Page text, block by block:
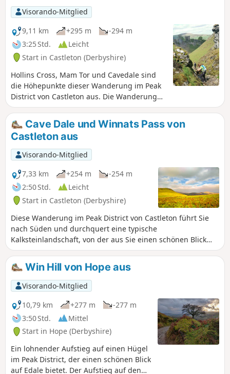
Visorando-Mitglied
9,11 km
+295 m
-294 m
3:25 Std.
Leicht
Start in Castleton (Derbyshire)
Hollins Cross, Mam Tor und Cavedale sind
die Höhepunkte dieser Wanderung im Peak
District von Castleton aus. Die Wanderung
umfasst sowohl die Landschaft des Dark
Peak als auch des White Peak und folgt im
Allgemeinen gut markierten Wanderwegen.
Cave Dale und Winnats Pass von
Castleton aus
Visorando-Mitglied
7,33 km
+254 m
-254 m
2:50 Std.
Leicht
Start in Castleton (Derbyshire)
Diese Wanderung im Peak District von Castleton führt Sie
nach Süden und durchquert eine typische
Kalksteinlandschaft, von der aus Sie einen schönen Blick
über das Tal auf den Great Ridge von Castleton genießen
können. Sie wandern durch Cave Dale und steigen auch
durch den spektakulären Winnats Pass hinab.
Win Hill von Hope aus
Visorando-Mitglied
10,79 km
+277 m
-277 m
3:50 Std.
Mittel
Start in Hope (Derbyshire)
Ein lohnender Aufstieg auf einen Hügel
im Peak District, der einen schönen Blick
auf Edale bietet. Der Aufstieg auf den